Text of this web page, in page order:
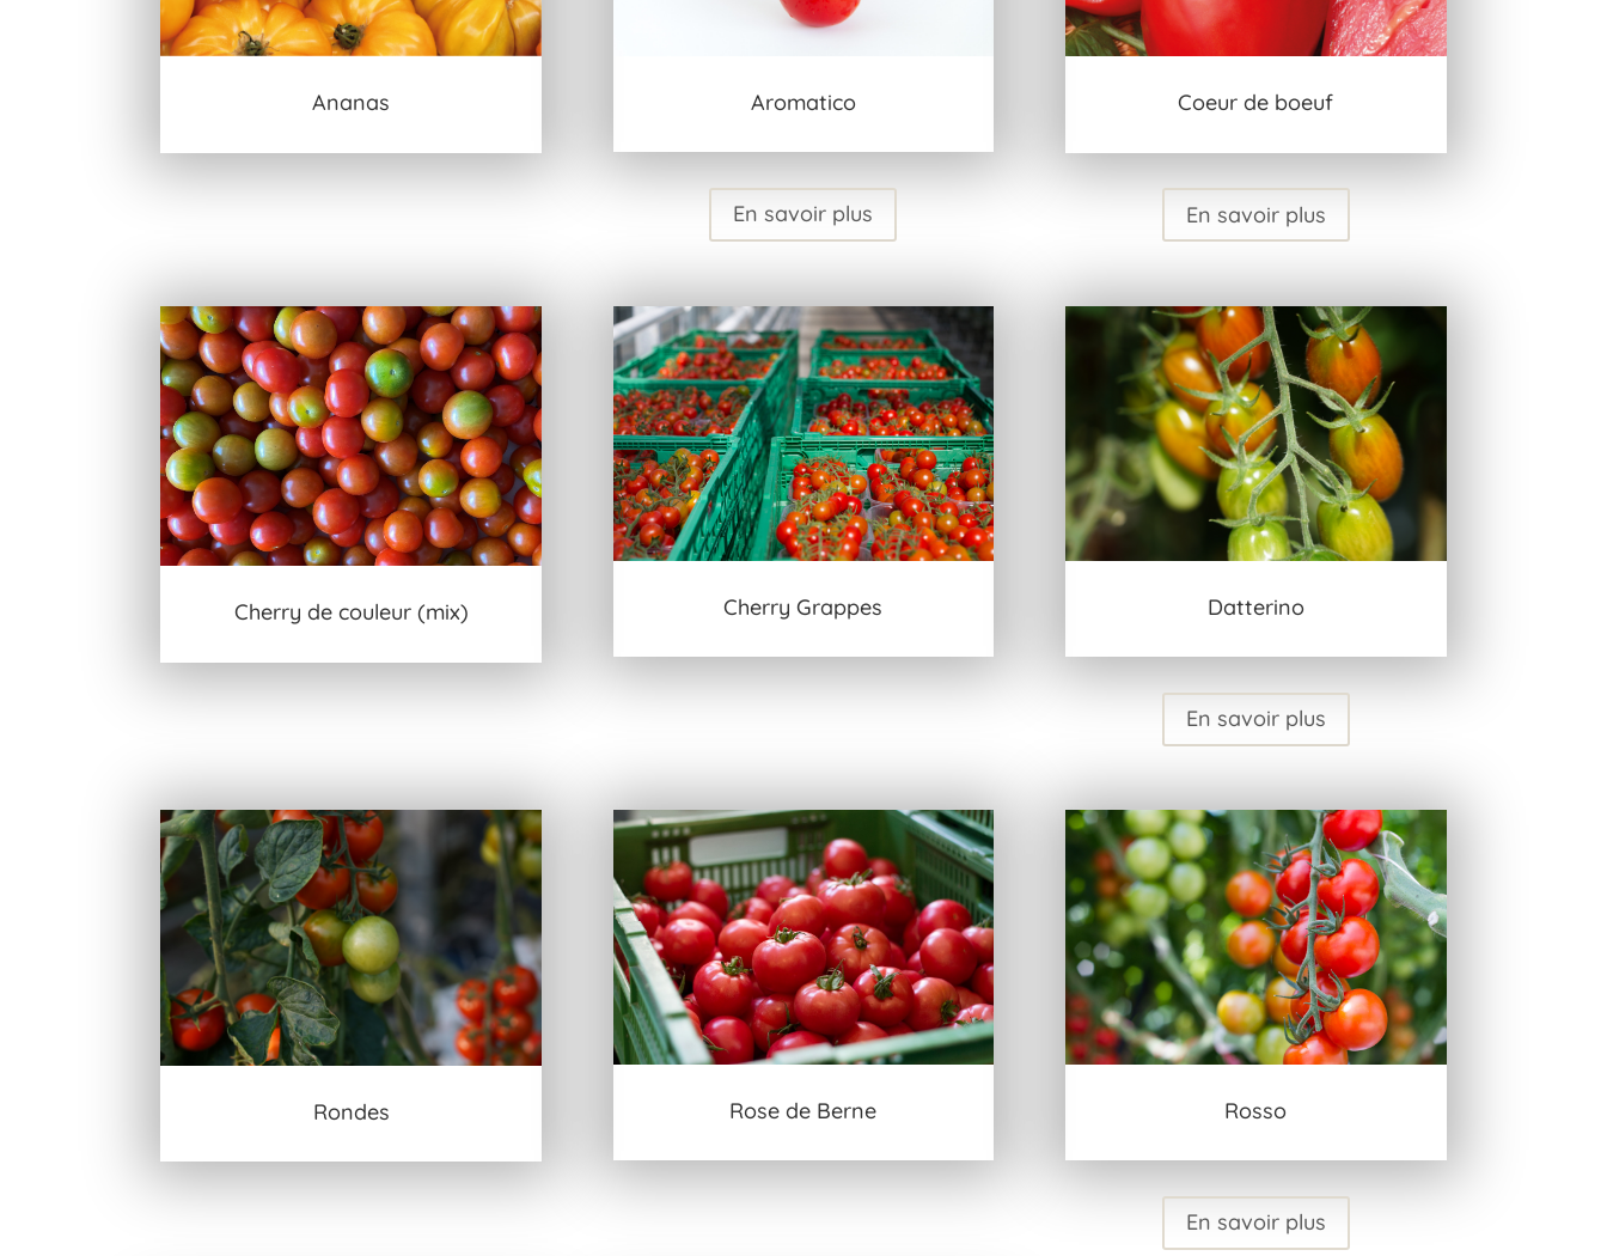
Ananas Aromatico
En savoir plus
Coeur de boeuf
En savoir plus
Cherry de couleur (mix) Cherry Grappes Datterino
En savoir plus
Rondes Rose de Berne Rosso
En savoir plus